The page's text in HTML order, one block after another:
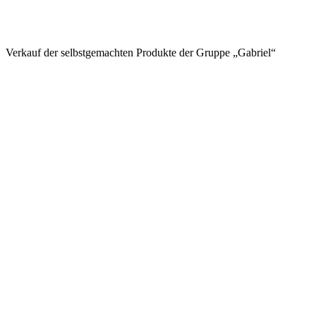
Verkauf der selbstgemachten Produkte der Gruppe „Gabriel“